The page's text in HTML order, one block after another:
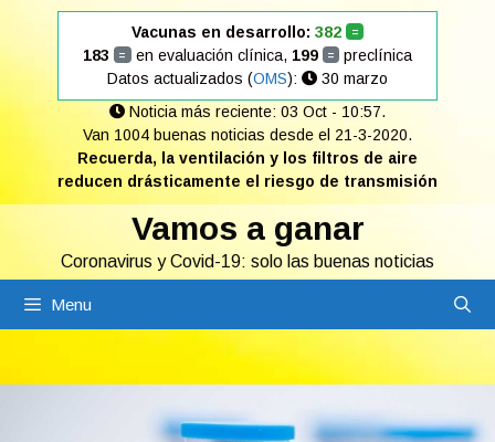
Vacunas en desarrollo: 382 =
183 = en evaluación clínica, 199 = preclínica
Datos actualizados (OMS):
30 marzo
Noticia más reciente: 03 Oct - 10:57.
Van 1004 buenas noticias desde el 21-3-2020.
Recuerda, la ventilación y los filtros de aire
reducen drásticamente el riesgo de transmisión
Vamos a ganar
Coronavirus y Covid-19: solo las buenas noticias
Menu